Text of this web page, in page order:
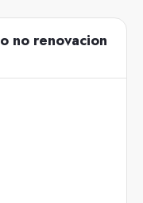
no renovacion